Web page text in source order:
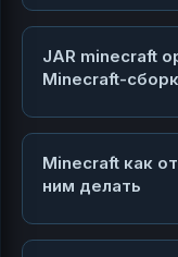
JAR minecraft
Minecraft-
Minecraft как
ним делать